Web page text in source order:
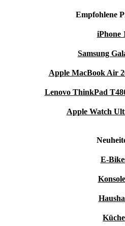
Empfohlene
iPhone
Samsung
Apple MacBook Air
Lenovo ThinkPad
Apple Watch
E-
Küche